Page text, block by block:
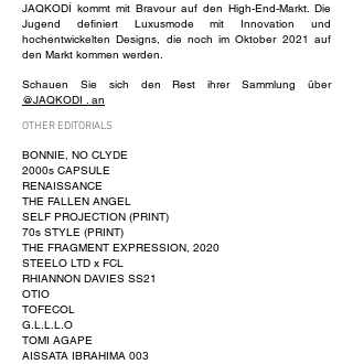
JAQKODÍ kommt mit Bravour auf den High-End-Markt. Die
Jugend definiert Luxusmode mit Innovation und
hochentwickelten Designs, die noch im Oktober 2021 auf
den Markt kommen werden.
Schauen Sie sich den Rest ihrer Sammlung über
@JAQKODI . an
OTHER EDITORIALS
BONNIE, NO CLYDE
2000s CAPSULE
RENAISSANCE
THE FALLEN ANGEL
SELF PROJECTION (PRINT)
70s STYLE (PRINT)
THE FRAGMENT EXPRESSION, 2020
STEELO LTD x FCL
RHIANNON DAVIES SS21
OTIO
TOFECOL
G.L.L.L.O
TOMI AGAPE
AISSATA IBRAHIMA 003